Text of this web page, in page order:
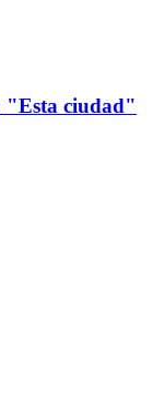
"Esta ciudad"